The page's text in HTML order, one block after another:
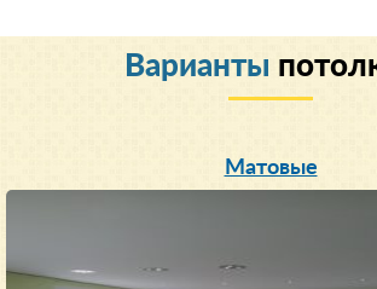
Варианты
Матовые